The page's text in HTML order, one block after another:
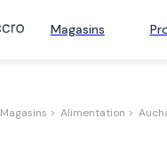
Magasins
Magasins > Alimentation >